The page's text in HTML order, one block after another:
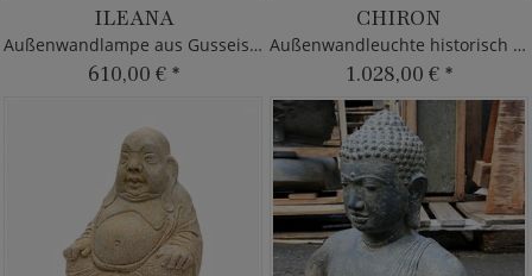
ILEANA
Außenwandlampe aus Gusseisen - antik
610,00 € *
CHIRON
Außenwandleuchte historisch aus Gusseisen
1.028,00 € *